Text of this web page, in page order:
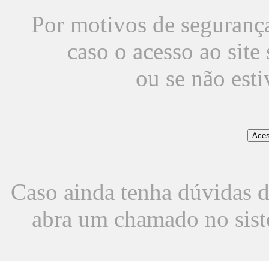
Por motivos de
caso o acesso ao
ou se não
Caso ainda tenha dúvidas
abra um chamado no